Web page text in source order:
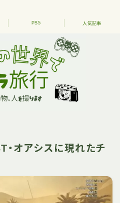
PS5 人気記事
・オアシスに現れたチ